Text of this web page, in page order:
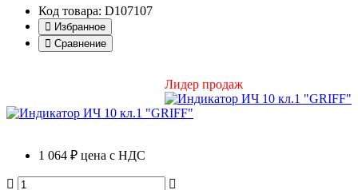
Код товара: D107107
Избранное
Сравнение
Лидер продаж
1 064 ₽ цена с НДС